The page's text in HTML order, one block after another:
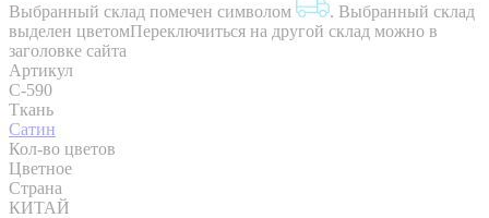
Выбранный склад помечен символом . Выбранный склад
выделен цветомПереключиться на другой склад можно в
заголовке сайта
Артикул
C-590
Ткань
Сатин
Кол-во цветов
Цветное
Страна
КИТАЙ